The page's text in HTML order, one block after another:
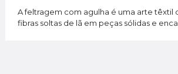
A feltragem com agulha é uma arte têxtil
fibras soltas de lã em peças sólidas e